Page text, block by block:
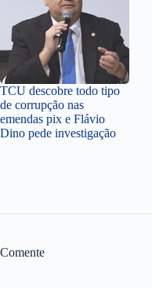
TCU descobre todo tipo
de corrupção nas
emendas pix e Flávio
Dino pede investigação
Comente